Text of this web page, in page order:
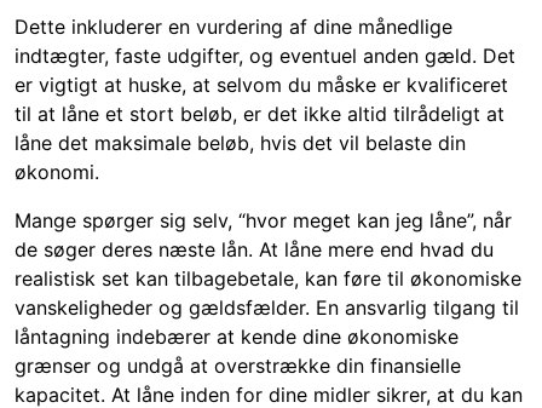
Dette inkluderer en vurdering af dine månedlige
indtægter, faste udgifter, og eventuel anden gæld. Det
er vigtigt at huske, at selvom du måske er kvalificeret
til at låne et stort beløb, er det ikke altid tilrådeligt at
låne det maksimale beløb, hvis det vil belaste din
økonomi.
Mange spørger sig selv, “hvor meget kan jeg låne”, når
de søger deres næste lån. At låne mere end hvad du
realistisk set kan tilbagebetale, kan føre til økonomiske
vanskeligheder og gældsfælder. En ansvarlig tilgang til
låntagning indebærer at kende dine økonomiske
grænser og undgå at overstrække din finansielle
kapacitet. At låne inden for dine midler sikrer, at du kan